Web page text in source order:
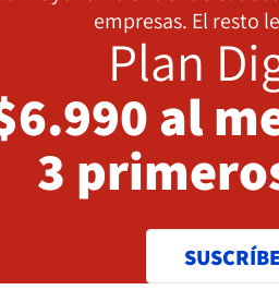
empresas. El resto
Plan
al
3